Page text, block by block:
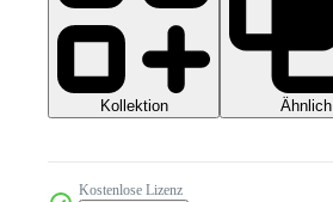
Kollektion Ähnlich
Kostenlose Lizenz